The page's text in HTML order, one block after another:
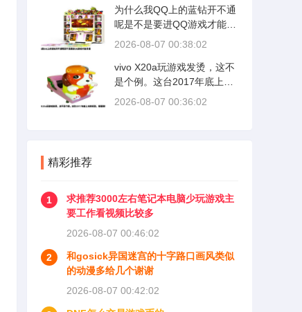
为什么我QQ上的蓝钻开不通
呢是不是要进QQ游戏才能开
通
2026-08-07 00:38:02
vivo X20a玩游戏发烫，这不
是个例。这台2017年底上市
的机型，搭载骁龙660处理
面摄像头右侧区域温度飙到4
7.3摄氏度，正面屏幕上方也
位，甚至有些灼痛感。
2026-08-07 00:36:02
精彩推荐
1
求推荐3000左右笔记本电脑少玩游戏主
要工作看视频比较多
2026-08-07 00:46:02
2
和gosick异国迷宫的十字路口画风类似
的动漫多给几个谢谢
2026-08-07 00:42:02